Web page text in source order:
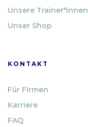
Unsere Trainer*innen
Unser Shop
KONTAKT
Für Firmen
Karriere
FAQ